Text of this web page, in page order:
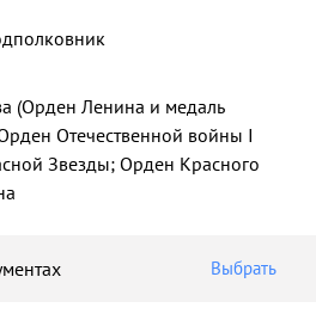
(Орден Ленина и медаль
Отечественной войны I
Звезды; Орден Красного
Выбрать